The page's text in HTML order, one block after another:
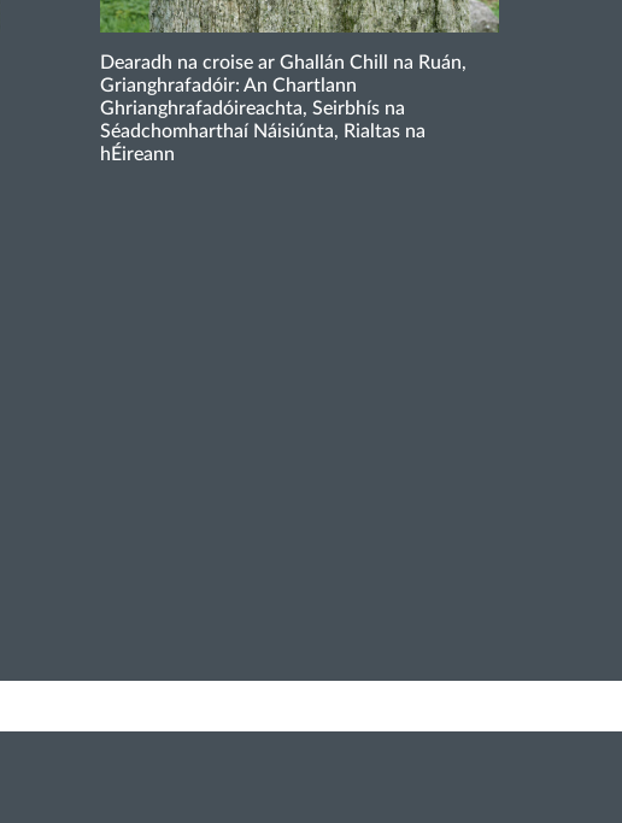
Dearadh na croise ar Ghallán Chill na Ruán,
Grianghrafadóir: An Chartlann
Ghrianghrafadóireachta, Seirbhís na
Séadchomharthaí Náisiúnta, Rialtas na
hÉireann